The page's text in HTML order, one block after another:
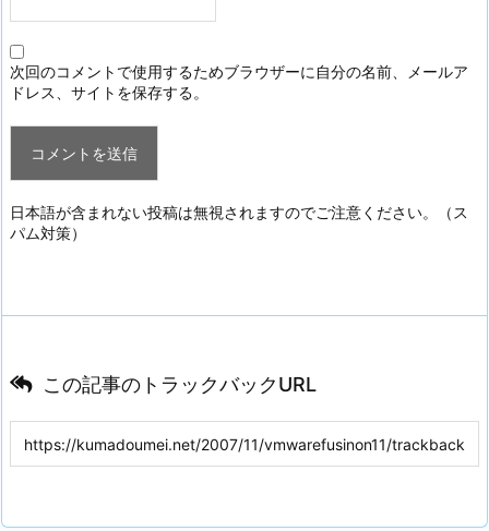
次回のコメントで使用するためブラウザーに自分の名前、メールア
ドレス、サイトを保存する。
日本語が含まれない投稿は無視されますのでご注意ください。（ス
パム対策）
この記事のトラックバックURL